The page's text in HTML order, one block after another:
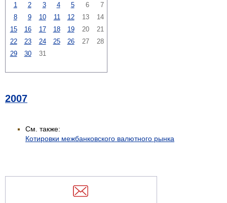
1
2 3 4 5 6
7
8
9 10 11 12 13
14
15
16 17 18 19 20
21
22
23 24 25 26 27
28
29
30 31
2007
См. также:
Котировки межбанковского валютного рынка